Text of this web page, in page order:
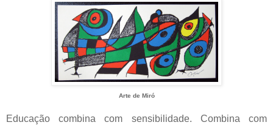
Arte de Miró
Educação combina com sensibilidade. Combina com